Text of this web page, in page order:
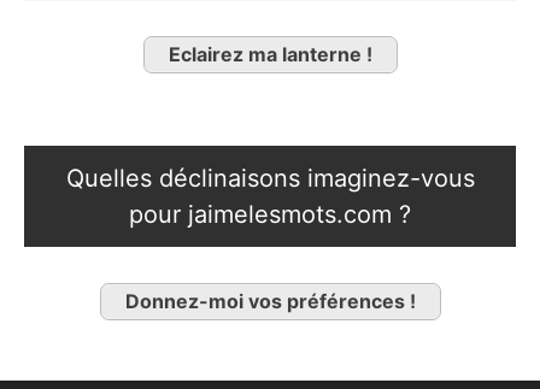
Eclairez ma lanterne !
Quelles déclinaisons imaginez-vous
pour jaimelesmots.com ?
Donnez-moi vos préférences !